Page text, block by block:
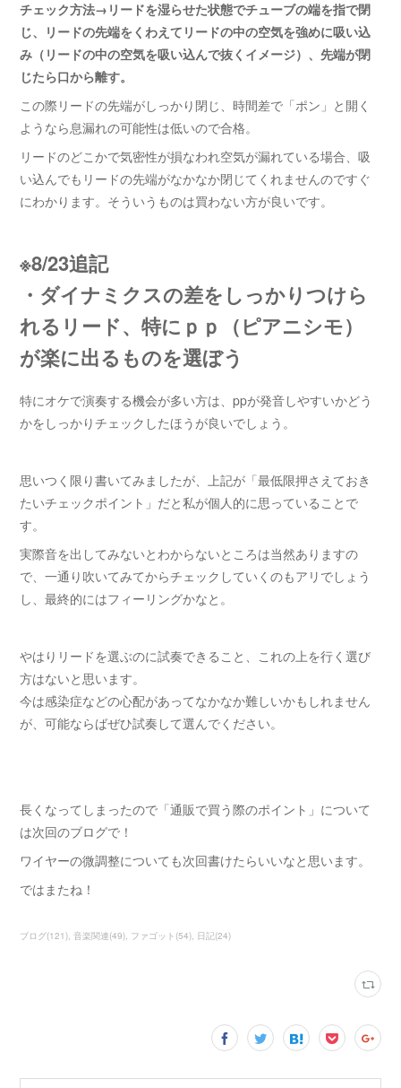
チェック方法→リードを湿らせた状態でチューブの端を指で閉
じ、リードの先端をくわえてリードの中の空気を強めに吸い込
み（リードの中の空気を吸い込んで抜くイメージ）、先端が閉
じたら口から離す。
この際リードの先端がしっかり閉じ、時間差で「ポン」と開く
ようなら息漏れの可能性は低いので合格。
リードのどこかで気密性が損なわれ空気が漏れている場合、吸
い込んでもリードの先端がなかなか閉じてくれませんのですぐ
にわかります。そういうものは買わない方が良いです。
※8/23追記
・ダイナミクスの差をしっかりつけら
れるリード、特にｐｐ（ピアニシモ）
が楽に出るものを選ぼう
特にオケで演奏する機会が多い方は、ppが発音しやすいかどう
かをしっかりチェックしたほうが良いでしょう。
思いつく限り書いてみましたが、上記が「最低限押さえておき
たいチェックポイント」だと私が個人的に思っていることで
す。
実際音を出してみないとわからないところは当然ありますの
で、一通り吹いてみてからチェックしていくのもアリでしょう
し、最終的にはフィーリングかなと。
やはりリードを選ぶのに試奏できること、これの上を行く選び
方はないと思います。
今は感染症などの心配があってなかなか難しいかもしれません
が、可能ならばぜひ試奏して選んでください。
長くなってしまったので「通販で買う際のポイント」について
は次回のブログで！
ワイヤーの微調整についても次回書けたらいいなと思います。
ではまたね！
ブログ(121) 音楽関連(49) ファゴット (54) 日記(24)